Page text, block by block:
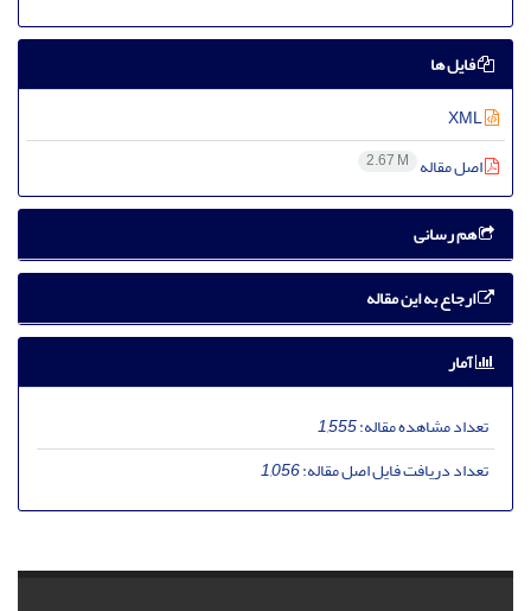
فایل ها
اصل مقاله 2.67 M
هم رسانی
ارجاع به این مقاله
آمار
تعداد مشاهده مقاله:1,555
تعداد دریافت فایل اصل مقاله:1,056